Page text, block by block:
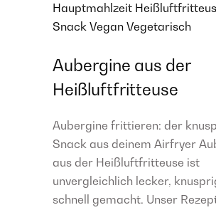
Hauptmahlzeit
Snack Vegan Vegetarisch
Aubergine aus der
Heißluftfritteuse
Aubergine frittieren: der
Snack aus deinem Airfryer
aus der Heißluftfritteuse ist
unvergleichlich lecker,
schnell gemacht. Unser